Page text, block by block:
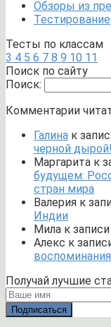
Обзоры из
Тестирование
Тесты по классам
3 4 5 6 7 8 9 10 11
Поиск по сайту
Поиск:
Комментарии
Галина к
черной
Маргарита к
будущем:
стран мира
Валерия к
Индии
Мила к записи
Алекс к
Получай лучшие
Подписаться